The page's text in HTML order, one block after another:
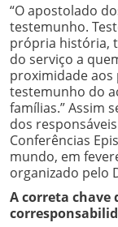
“O apostolado
testemunho.
própria história,
do serviço a
proximidade aos
testemunho do
famílias.” Assim
dos
Conferências
mundo, em
organizado pelo
A correta chave